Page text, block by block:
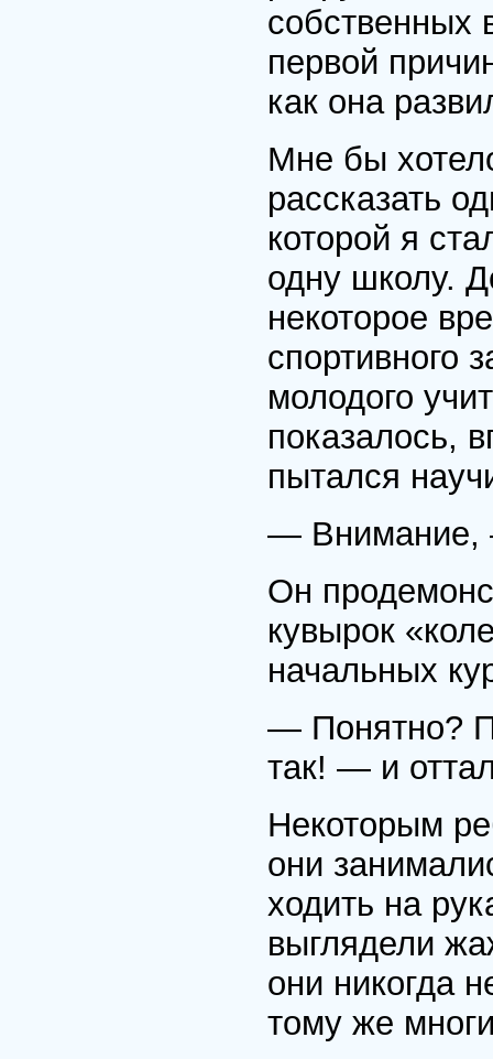
собственных
первой
как она
Мне бы
рассказать
которой я
одну школу.
некоторое
спортивного
молодого
показалось,
пытался
— Внимание,
Он
кувырок
начальных
— Понятно?
так! — и
Некоторым
они
ходить на
выглядели
они никогда
тому же